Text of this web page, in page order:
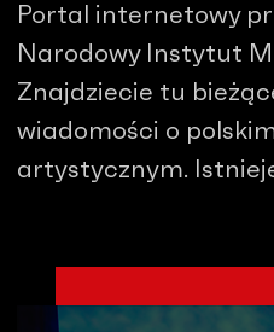
Portal internetowy
Narodowy Instytut
Znajdziecie tu
wiadomości o
artystycznym.